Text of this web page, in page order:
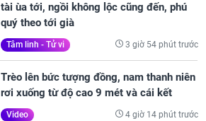
tài ùa tới, ngồi không lộc cũng đến, phú
quý theo tới già
Tâm linh - Tử vi 3 giờ 54 phút trước
Trèo lên bức tượng đồng, nam thanh niên
rơi xuống từ độ cao 9 mét và cái kết
Video 4 giờ 14 phút trước